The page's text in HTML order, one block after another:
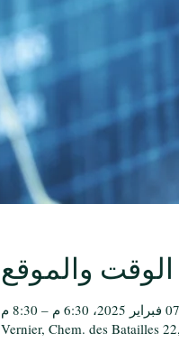
الوقت والموقع
07 فبراير 2025، 6:30 م – 8:30 م
Vernier, Chem. des Batailles